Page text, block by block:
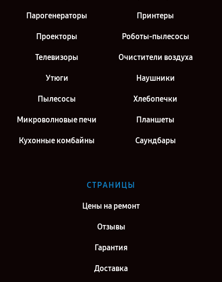
Парогенераторы Принтеры
Проекторы Роботы-пылесосы
Телевизоры Очистители воздуха
Утюги Наушники
Пылесосы Хлебопечки
Микроволновые печи Планшеты
Кухонные комбайны Саундбары
СТРАНИЦЫ
Цены на ремонт
Отзывы
Гарантия
Доставка